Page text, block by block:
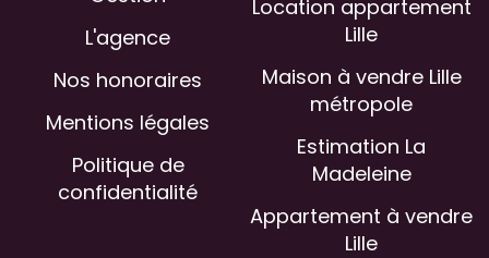
L'agence
Nos honoraires
Mentions légales
Politique de
confidentialité
Location appartement
Lille
Maison à vendre Lille
métropole
Estimation La
Madeleine
Appartement à vendre
Lille